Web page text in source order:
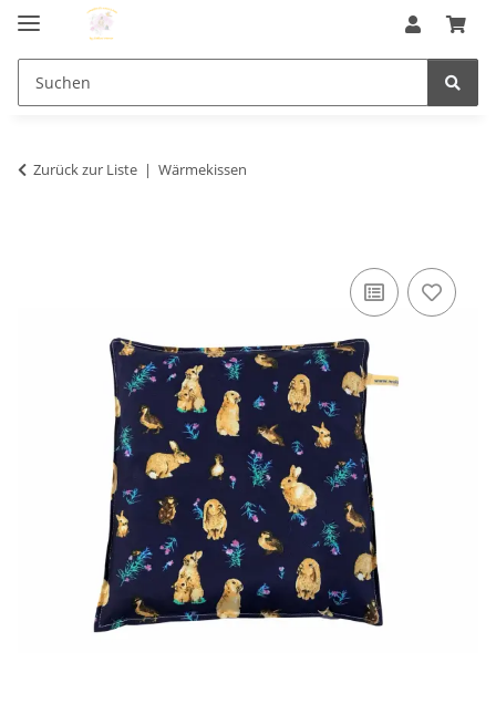
Zurück zur Liste Wärmekissen